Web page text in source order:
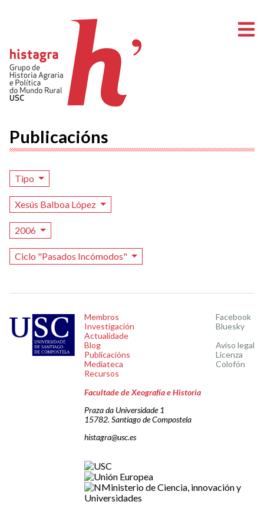
Publicacións
Tipo
Xesús Balboa López
2006
Ciclo "Pasados Incómodos"
Membros
Investigación
Actualidade
Blog
Publicacións
Mediateca
Recursos
Facebook
Bluesky
Aviso legal
Licenza
Colofón
Facultade de Xeografía e Historia
Praza da Universidade 1
15782. Santiago de Compostela
histagra@usc.es